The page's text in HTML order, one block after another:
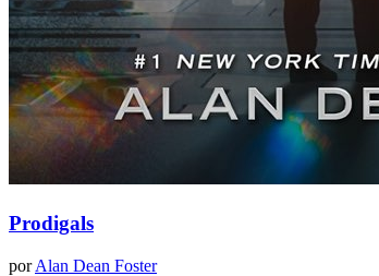
Prodigals
porAlan Dean Foster